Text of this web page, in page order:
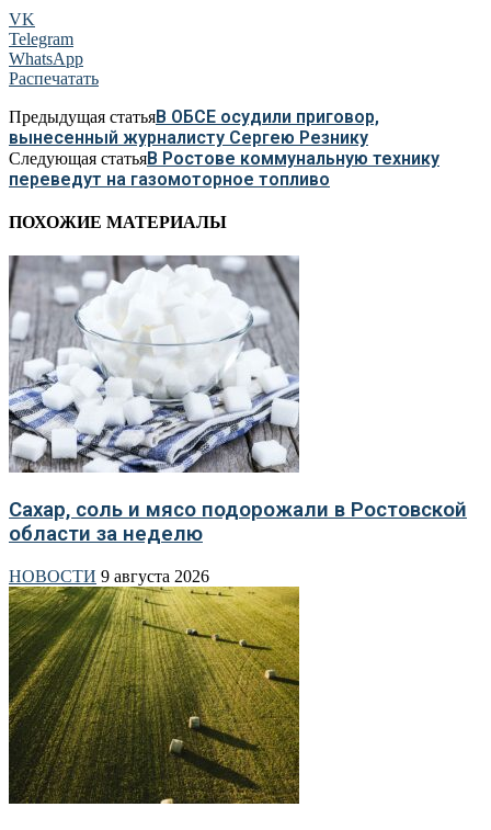
VK
Telegram
WhatsApp
Распечатать
Предыдущая статьяВ ОБСЕ осудили приговор,
вынесенный журналисту Сергею Резнику
Следующая статьяВ Ростове коммунальную технику
переведут на газомоторное топливо
ПОХОЖИЕ МАТЕРИАЛЫ
Сахар, соль и мясо подорожали в Ростовской
области за неделю
НОВОСТИ 9 августа 2026